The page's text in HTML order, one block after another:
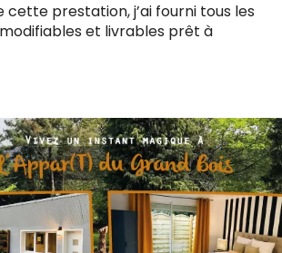
cette prestation, j’ai fourni tous les
et livrables prêt à